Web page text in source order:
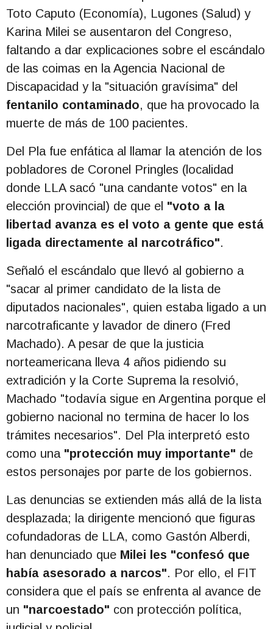
Toto Caputo (Economía), Lugones (Salud) y
Karina Milei se ausentaron del Congreso,
faltando a dar explicaciones sobre el escándalo
de las coimas en la Agencia Nacional de
Discapacidad y la "situación gravísima" del
fentanilo contaminado, que ha provocado la
muerte de más de 100 pacientes.
Del Pla fue enfática al llamar la atención de los
pobladores de Coronel Pringles (localidad
donde LLA sacó "una candante votos" en la
elección provincial) de que el "voto a la
libertad avanza es el voto a gente que está
ligada directamente al narcotráfico".
Señaló el escándalo que llevó al gobierno a
"sacar al primer candidato de la lista de
diputados nacionales", quien estaba ligado a un
narcotraficante y lavador de dinero (Fred
Machado). A pesar de que la justicia
norteamericana lleva 4 años pidiendo su
extradición y la Corte Suprema la resolvió,
Machado "todavía sigue en Argentina porque el
gobierno nacional no termina de hacer lo los
trámites necesarios". Del Pla interpretó esto
como una "protección muy importante" de
estos personajes por parte de los gobiernos.
Las denuncias se extienden más allá de la lista
desplazada; la dirigente mencionó que figuras
cofundadoras de LLA, como Gastón Alberdi,
han denunciado que Milei les "confesó que
había asesorado a narcos". Por ello, el FIT
considera que el país se enfrenta al avance de
un "narcoestado" con protección política,